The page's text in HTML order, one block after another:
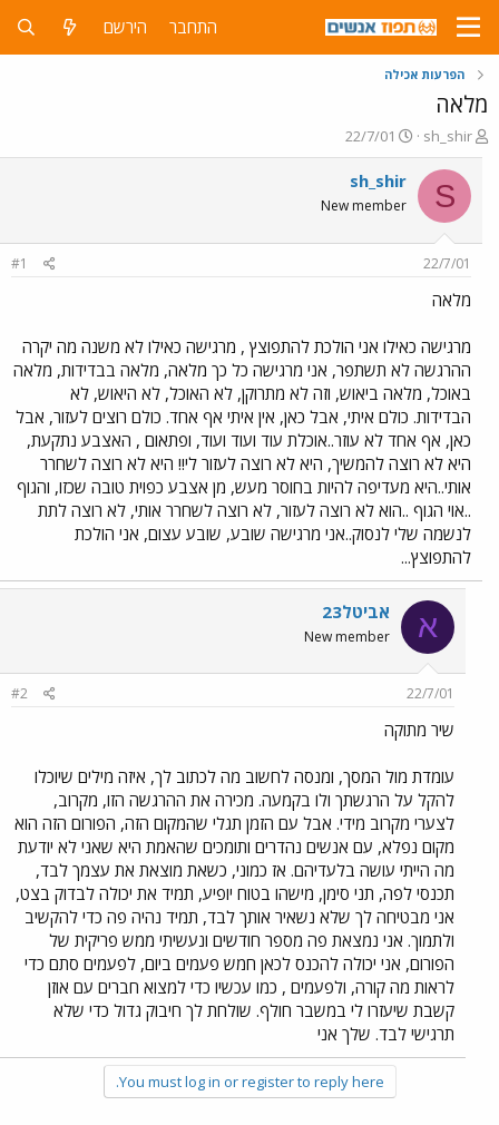
התחבר הירשם
הפרעות אכילה
מלאה
פ
ו
ת
ח
ה
ש
א
sh_shir
פ
ו
ר
ם
22/7/01
S
sh_shir
New member
22/7/01
#1
מלאה
מרגישה כאילו אני הולכת להתפוצץ , מרגישה כאילו לא משנה מה יקרה
ההרגשה לא תשתפר, אני מרגישה כל כך מלאה, מלאה בבדידות, מלאה
באוכל, מלאה ביאוש, וזה לא מתרוקן, לא האוכל, לא היאוש, לא
הבדידות. כולם איתי, אבל כאן, אין איתי אף אחד. כולם רוצים לעזור, אבל
כאן, אף אחד לא עוזר..אוכלת עוד ועוד ועוד, ופתאום , האצבע נתקעת,
היא לא רוצה להמשיך, היא לא רוצה לעזור לי!! היא לא רוצה לשחרר
אותי..היא מעדיפה להיות בחוסר מעש, מן אצבע כפוית טובה שכזו, והגוף
..אוי הגוף ..הוא לא רוצה לעזור, לא רוצה לשחרר אותי, לא רוצה לתת
לנשמה שלי לנסוק..אני מרגישה שובע, שובע עצום, אני הולכת
להתפוצץ...
א אביטל23
New member
22/7/01
#2
שיר מתוקה
עומדת מול המסך, ומנסה לחשוב מה לכתוב לך, איזה מילים שיוכלו
להקל על הרגשתך ולו בקמעה. מכירה את ההרגשה הזו, מקרוב,
לצערי מקרוב מידי. אבל עם הזמן תגלי שהמקום הזה, הפורום הזה הוא
מקום נפלא, עם אנשים נהדרים ותומכים שהאמת היא שאני לא יודעת
מה הייתי עושה בלעדיהם. אז כמוני, כשאת מוצאת את עצמך לבד,
תכנסי לפה, תני סימן, מישהו בטוח יופיע, תמיד את יכולה לבדוק בצט,
אני מבטיחה לך שלא נשאיר אותך לבד, תמיד נהיה פה כדי להקשיב
ולתמוך. אני נמצאת פה מספר חודשים ונעשיתי ממש פריקית של
הפורום, אני יכולה להכנס לכאן חמש פעמים ביום, לפעמים סתם כדי
לראות מה קורה, ולפעמים , כמו עכשיו כדי למצוא חברים עם אוזן
קשבת שיעזרו לי במשבר חולף. שולחת לך חיבוק גדול כדי שלא
תרגישי לבד. שלך אני
You must log in or register to reply here.